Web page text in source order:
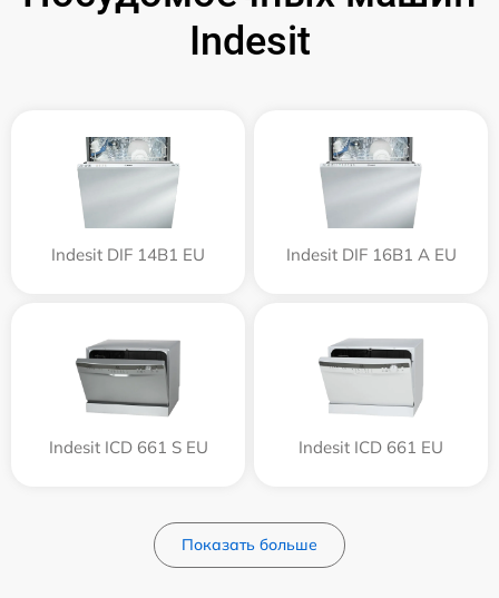
Indesit
Indesit DIF 14B1 EU Indesit DIF 16B1 A EU
Indesit ICD 661 S EU Indesit ICD 661 EU
Показать больше